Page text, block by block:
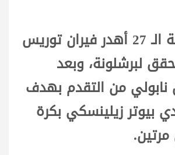
وفي الدقيقة الـ 27 أهدر فيران توريس
لبرشلونة، وبعد
من التقدم بهدف
بيوتر زيلينسكي بكرة